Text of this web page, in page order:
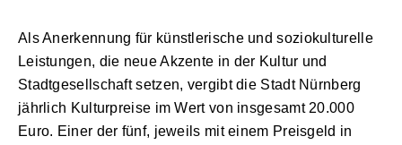
Als Anerkennung für künstlerische und soziokulturelle
Leistungen, die neue Akzente in der Kultur und
Stadtgesellschaft setzen, vergibt die Stadt Nürnberg
jährlich Kulturpreise im Wert von insgesamt 20.000
Euro. Einer der fünf, jeweils mit einem Preisgeld in